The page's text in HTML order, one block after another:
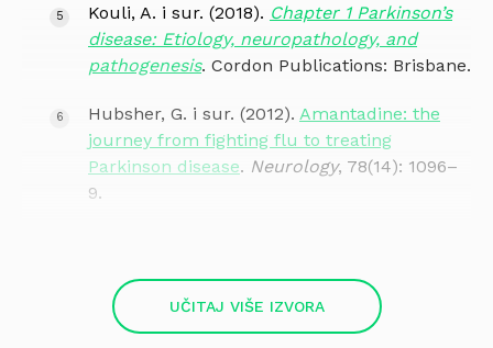
Kouli, A. i sur. (2018). Chapter 1 Parkinson’s
disease: Etiology, neuropathology, and
pathogenesis. Cordon Publications: Brisbane.
Hubsher, G. i sur. (2012). Amantadine: the
journey from fighting flu to treating
Parkinson disease. Neurology, 78(14): 1096–
9.
UČITAJ VIŠE IZVORA